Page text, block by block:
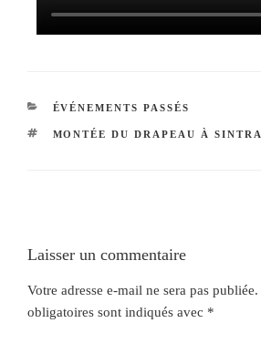
ÉVÉNEMENTS PASSÉS
MONTÉE DU DRAPEAU À SINTRA
Laisser un commentaire
Votre adresse e-mail ne sera pas publiée.
obligatoires sont indiqués avec *